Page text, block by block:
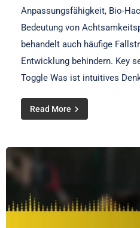
Anpassungsfähigkeit, Bio-
Bedeutung von
behandelt auch häufige
Entwicklung behindern. Key
Toggle Was ist intuitives
Read More